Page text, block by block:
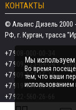
КОНТАКТЫ
© Альянс Дизель 2000
РФ, г. Курган, трасса
+7 908-000-00-34
+7 909-723-04-04—
+7 909-174-15-15
+7 919-577-20-20
+7 922-560-26-66
Мы
Во время
тем, что ваши
использованием